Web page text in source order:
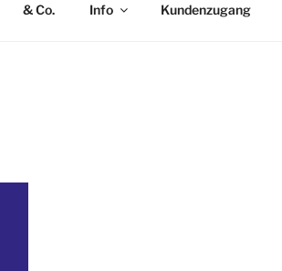
& Co. Info Kundenzugang